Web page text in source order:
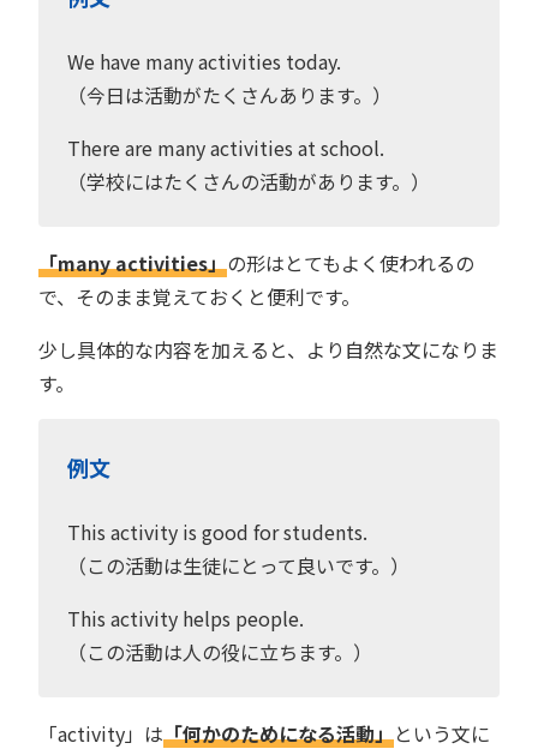
We have many activities today.
（今日は活動がたくさんあります。）
There are many activities at school.
（学校にはたくさんの活動があります。）
「many activities」の形はとてもよく使われるの
で、そのまま覚えておくと便利です。
少し具体的な内容を加えると、より自然な文になりま
す。
例文
This activity is good for students.
（この活動は生徒にとって良いです。）
This activity helps people.
（この活動は人の役に立ちます。）
「activity」は「何かのためになる活動」という文に